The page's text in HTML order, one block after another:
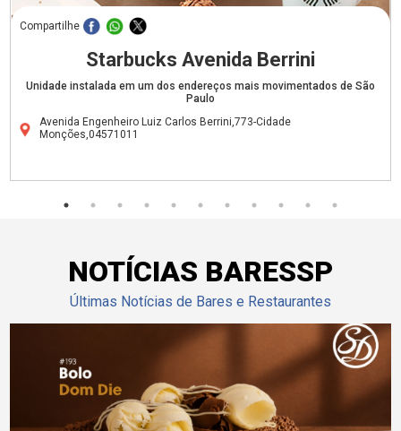
Compartilhe
Starbucks Avenida Berrini
Unidade instalada em um dos endereços mais movimentados de São
Paulo
Avenida Engenheiro Luiz Carlos Berrini,773-Cidade
Monções,04571011
NOTÍCIAS BARESSP
Últimas Notícias de Bares e Restaurantes